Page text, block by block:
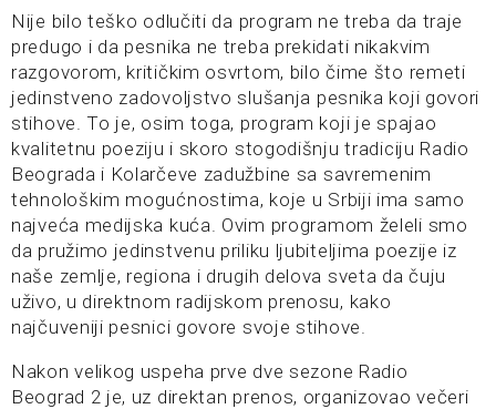
Nije bilo teško odlučiti da program ne treba da traje
predugo i da pesnika ne treba prekidati nikakvim
razgovorom, kritičkim osvrtom, bilo čime što remeti
jedinstveno zadovoljstvo slušanja pesnika koji govori
stihove. To je, osim toga, program koji je spajao
kvalitetnu poeziju i skoro stogodišnju tradiciju Radio
Beograda i Kolarčeve zadužbine sa savremenim
tehnološkim mogućnostima, koje u Srbiji ima samo
najveća medijska kuća. Ovim programom želeli smo
da pružimo jedinstvenu priliku ljubiteljima poezije iz
naše zemlje, regiona i drugih delova sveta da čuju
uživo, u direktnom radijskom prenosu, kako
najčuveniji pesnici govore svoje stihove.
Nakon velikog uspeha prve dve sezone Radio
Beograd 2 je, uz direktan prenos, organizovao večeri